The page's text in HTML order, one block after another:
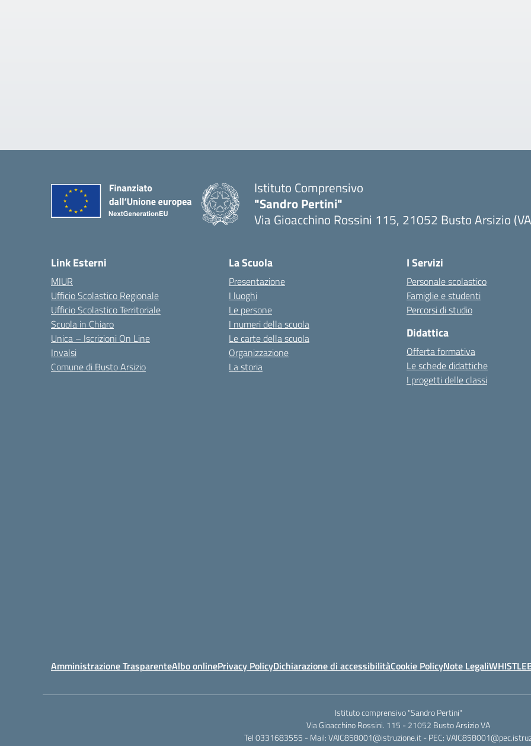
Istituto Comprensivo
"Sandro Pertini"
Via Gioacchino Rossini 115, 21052 Busto Arsizio
Link Esterni
MIUR
Ufficio Scolastico Regionale
Ufficio Scolastico Territoriale
Scuola in Chiaro
Unica – Iscrizioni On Line
Invalsi
Comune di Busto Arsizio
La Scuola
Presentazione
I luoghi
Le persone
I numeri della scuola
Le carte della scuola
Organizzazione
La storia
I Servizi
Personale scolastico
Famiglie e studenti
Percorsi di studio
Didattica
Offerta formativa
Le schede didattiche
I progetti delle classi
Amministrazione TrasparenteAlbo onlinePrivacy PolicyDichiarazione di accessibilitàCookie PolicyNote Legali
Istituto comprensivo "Sandro Pertini"
Via Gioacchino Rossini. 115 - 21052 Busto Arsizio VA
Tel 0331683555 - Mail: VAIC858001@istruzione.it - PEC: